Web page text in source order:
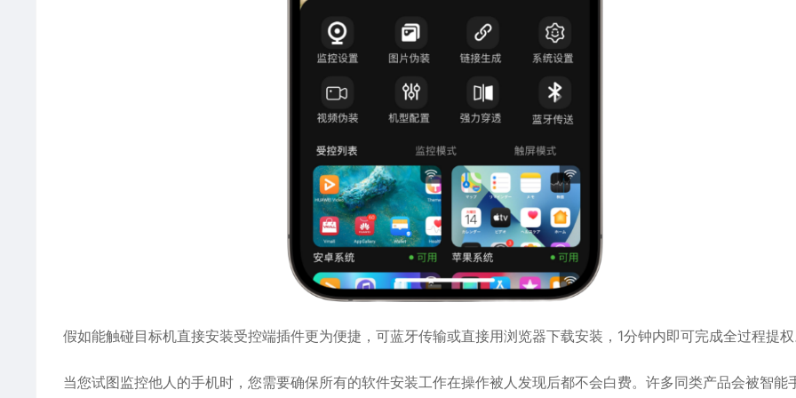
假如能触碰目标机直接安装受控端插件更为便捷，可蓝牙传输或直接用浏览器下载安装，1分钟内即可完成全过程提
当您试图监控他人的手机时，您需要确保所有的软件安装工作在操作被人发现后都不会白费。许多同类产品会被智能